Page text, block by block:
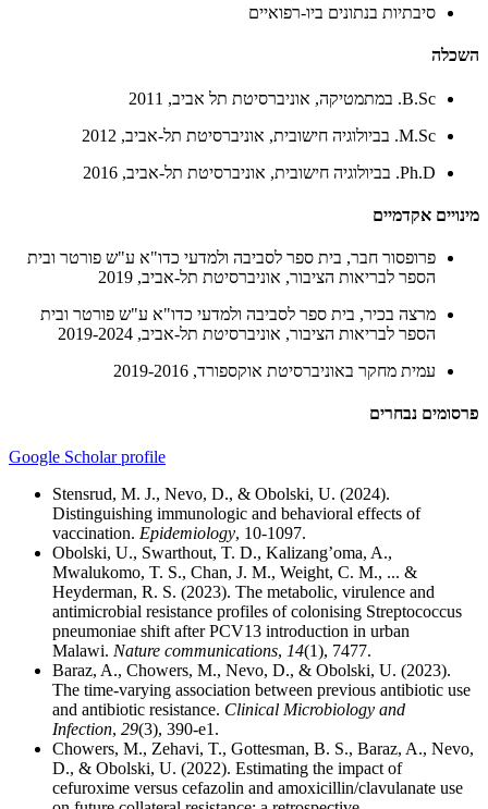
סיבתיות בנתונים ביו-רפואיים
השכלה
B.Sc. במתמטיקה, אוניברסיטת תל אביב, 2011
M.Sc. בביולוגיה חישובית, אוניברסיטת תל-אביב, 2012
Ph.D. בביולוגיה חישובית, אוניברסיטת תל-אביב, 2016
מינויים אקדמיים
פרופסור חבר, בית ספר לסביבה ולמדעי כדו"א ע"ש פורטר ובית
הספר לבריאות הציבור, אוניברסיטת תל-אביב, 2019
מרצה בכיר, בית ספר לסביבה ולמדעי כדו"א ע"ש פורטר ובית
הספר לבריאות הציבור, אוניברסיטת תל-אביב, 2019-2024
עמית מחקר באוניברסיטת אוקספורד, 2019-2016
פרסומים נבחרים
Google Scholar profile
Stensrud, M. J., Nevo, D., & Obolski, U. (2024).
Distinguishing immunologic and behavioral effects of
vaccination. Epidemiology, 10-1097.
Obolski, U., Swarthout, T. D., Kalizang’oma, A.,
Mwalukomo, T. S., Chan, J. M., Weight, C. M., ... &
Heyderman, R. S. (2023). The metabolic, virulence and
antimicrobial resistance profiles of colonising Streptococcus
pneumoniae shift after PCV13 introduction in urban
Malawi. Nature communications, 14(1), 7477.
Baraz, A., Chowers, M., Nevo, D., & Obolski, U. (2023).
The time-varying association between previous antibiotic use
and antibiotic resistance. Clinical Microbiology and
Infection, 29(3), 390-e1.
Chowers, M., Zehavi, T., Gottesman, B. S., Baraz, A., Nevo,
D., & Obolski, U. (2022). Estimating the impact of
cefuroxime versus cefazolin and amoxicillin/clavulanate use